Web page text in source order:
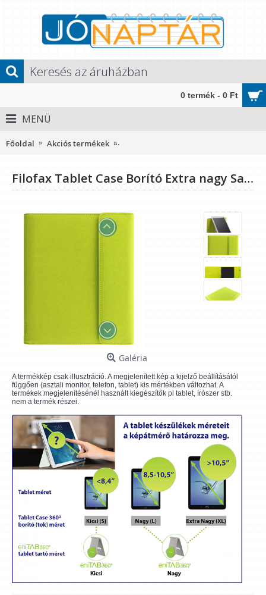
0 termék - 0 Ft
MENÜ
Főoldal Akciós termékek
Filofax Tablet Case Borító Extra nagy Saffiano Mappa Rejtett mágnes Mappa Zöld
Galéria
A termékkép csak illusztráció. A megjelenített kép a kijelző beállításától
függően (asztali monitor, telefon, tablet) kis mértékben változhat. A
termékek megjelenítésénél használt kiegészítők pl tablet, írószer stb.
nem a termék részei.